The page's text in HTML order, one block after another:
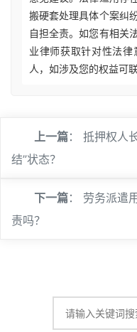
搬硬套处理具体个案纠
自担全责。如您有相关
业律师获取针对性法
人，如涉及您的权益可
上一篇： 抵押权人
结”状态？
下一篇： 劳务派遣
责吗？